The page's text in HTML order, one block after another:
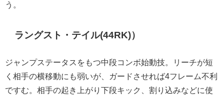
う。
ラングスト・テイル(44RK)）
ジャンプステータスをもつ中段コンボ始動技。リーチが短
く相手の横移動にも弱いが、ガードさせれば4フレーム不利
ですむ。相手の起き上がり下段キック、割り込みなどに使